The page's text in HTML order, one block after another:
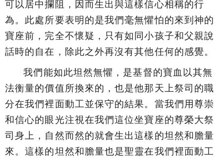
可以居中攔阻，因而生出與這樣信心相稱的行
為。此處所要表明的是我們毫無懼怕的來到神的
寶座前，完全不懷疑，只有如同小孩子和父親說
話時的自在，除此之外再沒有其他任何的感覺。
我們能如此坦然無懼，是基督的寶血以其無
法衡量的價值所換來的，也是他那天上祭司的職
分在我們裡面動工並保守的結果。當我們用尊崇
和信心的眼光注視在我們這位坐寶座的尊榮大祭
司身上，自然而然的就會生出這樣的坦然和膽量
來。這樣的坦然和膽量也是聖靈在我們裡面動工